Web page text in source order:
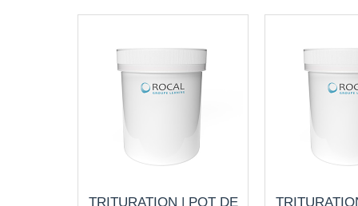
TRITURATION | POT DE